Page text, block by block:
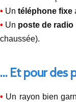
• Un téléphone fixe
• Un poste de radio
chaussée).
… Et pour des
• Un rayon bien